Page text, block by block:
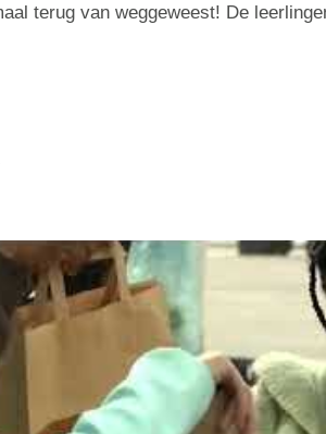
terug van weggeweest! De